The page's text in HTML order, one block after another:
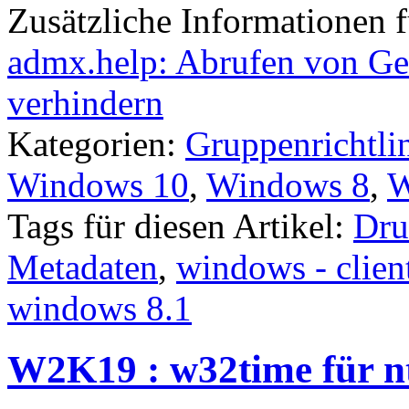
Zusätzliche Informationen
admx.help: Abrufen von
verhindern
Kategorien:
Windows 10, Windows 8,
Tags für diesen Artikel:
Metadaten, windows -
windows 8.1
W2K19 : w32time für